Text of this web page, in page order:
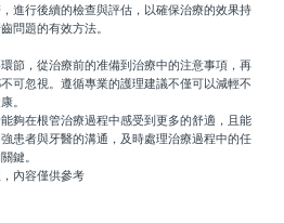
行後續的檢查與評估，以確保治療的效果持
問題的有效方法。
，從治療前的准備到治療中的注意事項，再
可忽視。遵循專業的護理建議不僅可以減輕不
。
在根管治療過程中感受到更多的舒適，且能
患者與牙醫的溝通，及時處理治療過程中的任
鍵。
內容僅供參考